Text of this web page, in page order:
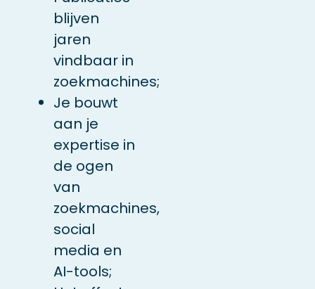
blijven
jaren
vindbaar in
zoekmachines;
Je bouwt
aan je
expertise in
de ogen
van
zoekmachines,
social
media en
AI-tools;